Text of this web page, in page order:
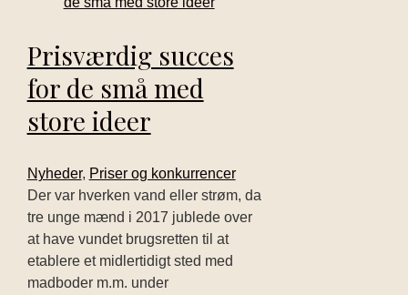
Prisværdig succes
for de små med
store ideer
Nyheder, Priser og konkurrencer
Der var hverken vand eller strøm, da
tre unge mænd i 2017 jublede over
at have vundet brugsretten til at
etablere et midlertidigt sted med
madboder m.m. under